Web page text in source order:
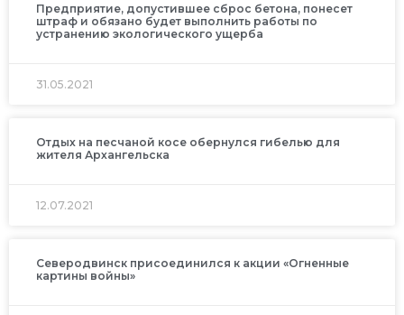
Предприятие, допустившее сброс бетона, понесет
штраф и обязано будет выполнить работы по
устранению экологического ущерба
31.05.2021
Отдых на песчаной косе обернулся гибелью для
жителя Архангельска
12.07.2021
Северодвинск присоединился к акции «Огненные
картины войны»